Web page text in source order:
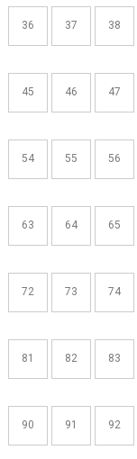
36 37 38
45 46 47
54 55 56
63 64 65
72 73 74
81 82 83
90 91 92